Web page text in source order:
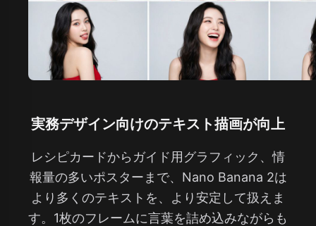
実務デザイン向けのテキスト描画が向上
レシピカードからガイド用グラフィック、情
報量の多いポスターまで、Nano Banana 2は
より多くのテキストを、より安定して扱えま
す。1枚のフレームに言葉を詰め込みながらも